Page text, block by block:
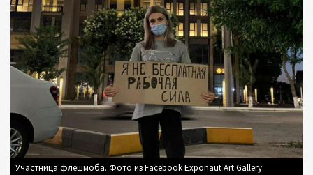
Участница флешмоба. Фото из Facebook Exponaut Art Gallery